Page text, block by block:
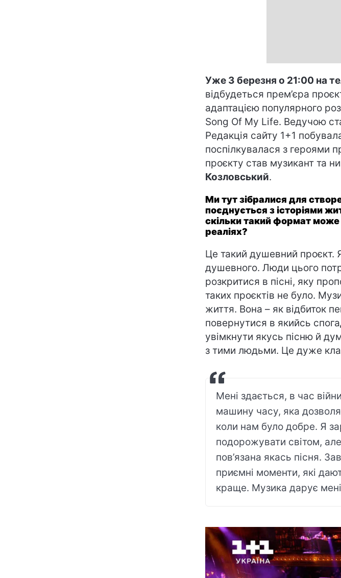
Уже 3 березня о 21:00 на
відбудеться прем’єра
адаптацією популярного
Song Of My Life. Ведучою
Редакція сайту 1+1
поспілкувалася з героями
проєкту став музикант та
Козловський.
Ми тут зібралися для
поєднується з історіями
скільки такий формат може
реаліях?
Це такий душевний проєкт.
душевного. Люди цього
розкритися в пісні, яку
таких проєктів не було.
життя. Вона – як відбиток
повернутися в якийсь
увімкнути якусь пісню й
з тими людьми. Це дуже
Мені здається, в час
машину часу, яка
коли нам було добре. Я
подорожувати світом,
пов’язана якась пісня.
приємні моменти, які
краще. Музика дарує